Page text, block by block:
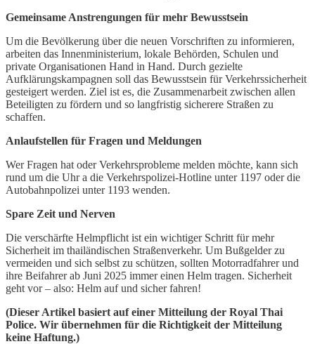
Gemeinsame Anstrengungen für mehr Bewusstsein
Um die Bevölkerung über die neuen Vorschriften zu informieren,
arbeiten das Innenministerium, lokale Behörden, Schulen und
private Organisationen Hand in Hand. Durch gezielte
Aufklärungskampagnen soll das Bewusstsein für Verkehrssicherheit
gesteigert werden. Ziel ist es, die Zusammenarbeit zwischen allen
Beteiligten zu fördern und so langfristig sicherere Straßen zu
schaffen.
Anlaufstellen für Fragen und Meldungen
Wer Fragen hat oder Verkehrsprobleme melden möchte, kann sich
rund um die Uhr a die Verkehrspolizei-Hotline unter 1197 oder die
Autobahnpolizei unter 1193 wenden.
Spare Zeit und Nerven
Die verschärfte Helmpflicht ist ein wichtiger Schritt für mehr
Sicherheit im thailändischen Straßenverkehr. Um Bußgelder zu
vermeiden und sich selbst zu schützen, sollten Motorradfahrer und
ihre Beifahrer ab Juni 2025 immer einen Helm tragen. Sicherheit
geht vor – also: Helm auf und sicher fahren!
(Dieser Artikel basiert auf einer Mitteilung der Royal Thai
Police. Wir übernehmen für die Richtigkeit der Mitteilung
keine Haftung.)